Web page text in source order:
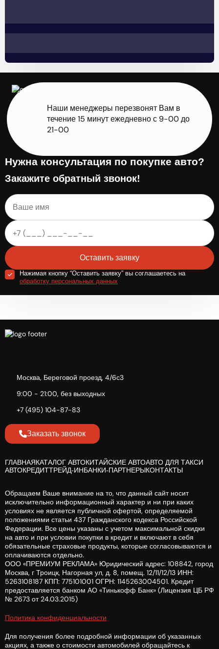
Нужна консультация по покупке авто?
Закажите обратный звонок!
Оставить заявку
Нажимая кнопку “Оставить заявку” вы соглашаетесь на
обработку персональных данных
Наши менеджеры перезвонят Вам в
течение 15 минут ежедневно с 9-00 до
21-00
Москва, Береговой проезд, 4/6с3
9:00 - 21:00, без выходных
+7 (495) 104-87-83
Заказать звонок
ГЛАВНАЯКАТАЛОГ АВТОКИТАЙСКИЕ АВТОАВТО ДЛЯ ТАКСИ
АВТОКРЕДИТТРЕЙД-ИНБАНКИ-ПАРТНЕРЫКОНТАКТЫ
Обращаем Ваше внимание на то, что данный сайт носит
исключительно информационный характер и ни при каких
условиях не является публичной офертой, определяемой
положениями статьи 437 Гражданского кодекса Российской
Федерации. Все цены указаны с учетом максимальной скидки
на авто и при условии покупки в кредит и включают в себя
обязательные страховые продукты, которые согласовываются и
оплачиваются отдельно.
ООО «ПРЕМИУМ РЕКЛАМА» Юридический адрес: 108842, город
Москва, г Троицк, Нагорная ул, д. 8, помещ. 12/11/12/13 ИНН:
5263108187 КПП: 775101001 ОГРН: 1145263004501. Кредит
предоставляется банком АО «Тинькофф Банк» (Лицензия ЦБ РФ
№ 2673 от 24.03.2015)
Политика конфиденциальности
Для получения более подробной информации об указанных
акциях, а также о стоимости автомобилей обращайтесь к